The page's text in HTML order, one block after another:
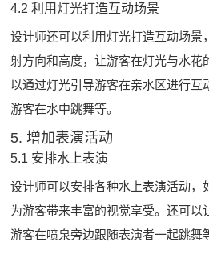
4.2 利用灯光打造互动场景
设计师还可以利用灯光打造互动场景
射方向和高度，让游客在灯光与水花
以通过灯光引导游客在亲水区进行互
游客在水中跳舞等。
5. 增加表演活动
5.1 安排水上表演
设计师可以安排各种水上表演活动，
为游客带来丰富的视觉享受。还可以
游客在喷泉旁边跟随表演者一起跳舞